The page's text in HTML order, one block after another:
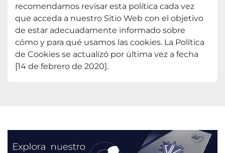
recomendamos revisar esta política cada vez
que acceda a nuestro Sitio Web con el objetivo
de estar adecuadamente informado sobre
cómo y para qué usamos las cookies. La Política
de Cookies se actualizó por última vez a fecha
[14 de febrero de 2020].